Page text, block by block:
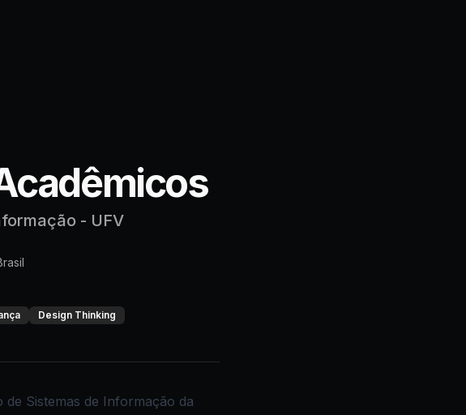
- UFV
Design Thinking
Sistemas de Informação da